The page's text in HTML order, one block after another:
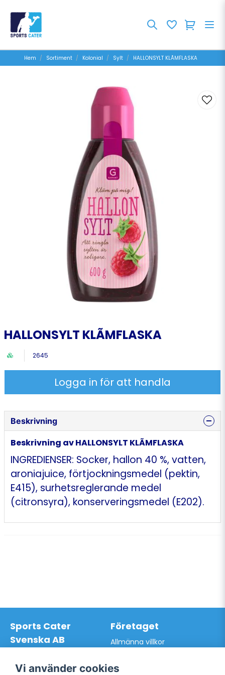
Hem Sortiment Kolonial Sylt HALLONSYLT KLÃMFLASKA
HALLONSYLT KLÃMFLASKA
2645
Logga in för att handla
Beskrivning
Beskrivning av HALLONSYLT KLÃMFLASKA
INGREDIENSER: Socker, hallon 40 %, vatten,
aroniajuice, förtjockningsmedel (pektin,
E415), surhetsreglerande medel
(citronsyra), konserveringsmedel (E202).
Sports Cater
Svenska AB
Org.nr: 559024-7762
Företaget
Allmänna villkor
Vi använder cookies